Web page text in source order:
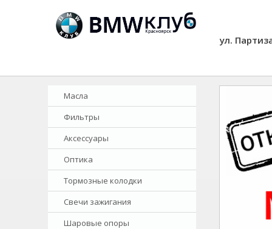
ул.
Масла
Фильтры
Аксессуары
Оптика
Тормозные колодки
Свечи зажигания
Шаровые опоры